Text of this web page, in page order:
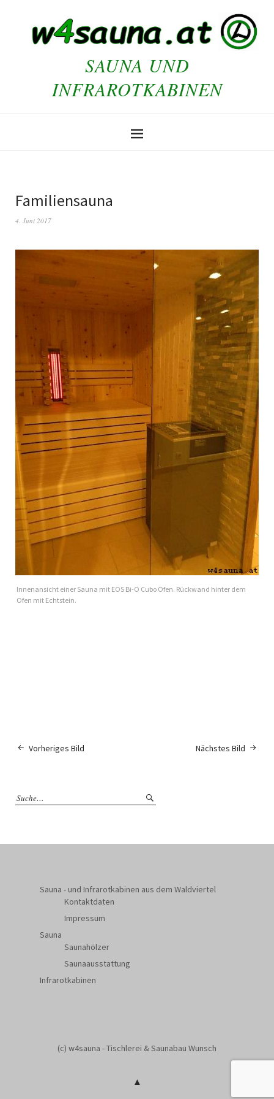
SAUNA UND
INFRAROTKABINEN
Familiensauna
4. Juni 2017
Innenansicht einer Sauna mit EOS Bi-O Cubo Ofen. Rückwand hinter dem
Ofen mit Echtstein.
Nächstes Bild
Vorheriges Bild
Sauna - und Infrarotkabinen aus dem Waldviertel
Kontaktdaten
Impressum
Sauna
Saunahölzer
Saunaausstattung
Infrarotkabinen
(c) w4sauna - Tischlerei & Saunabau Wunsch